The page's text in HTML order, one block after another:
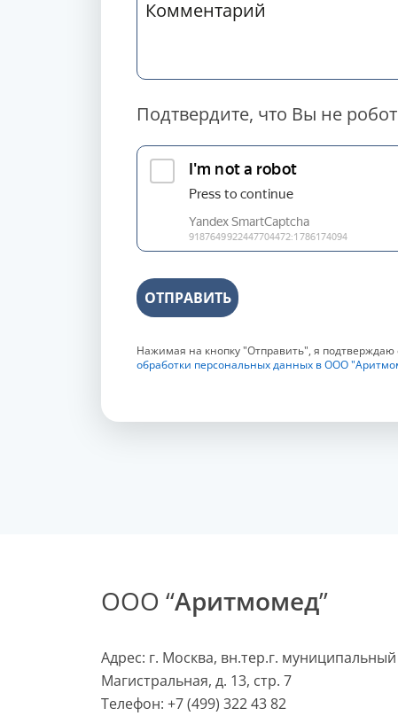
Подтвердите, что Вы не робот
ОТПРАВИТЬ
Нажимая на кнопку "Отправить", я
обработки персональных данных в ООО
ООО “Аритмомед”
Адрес: г. Москва, вн.тер.г.
Магистральная, д. 13, стр. 7
Телефон: +7 (499) 322 43 82